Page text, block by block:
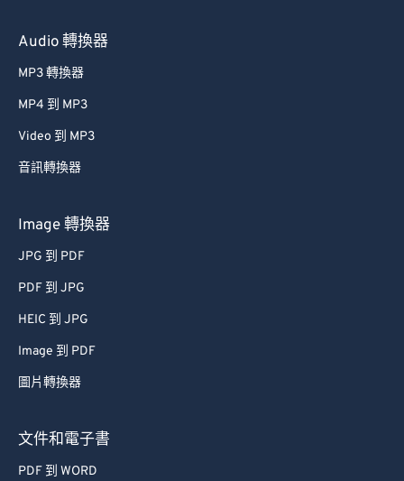
Audio 轉換器
MP3 轉換器
MP4 到 MP3
Video 到 MP3
音訊轉換器
Image 轉換器
JPG 到 PDF
PDF 到 JPG
HEIC 到 JPG
Image 到 PDF
圖片轉換器
文件和電子書
PDF 到 WORD